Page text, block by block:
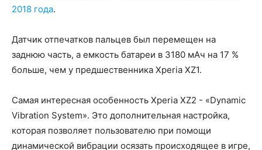
2018 года.
Датчик отпечатков пальцев был перемещен на
заднюю часть, а емкость батареи в 3180 мАч на 17 %
больше, чем у предшественника Xperia XZ1.
Самая интересная особенность Xperia XZ2 - «Dynamic
Vibration System». Это дополнительная настройка,
которая позволяет пользователю при помощи
динамической вибрации осязать происходящее в игре,